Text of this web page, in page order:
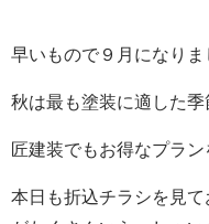
早いもので９月になりま
秋は最も塗装に適した季
匠建装でもお得なプラ
本日も折込チラシを見